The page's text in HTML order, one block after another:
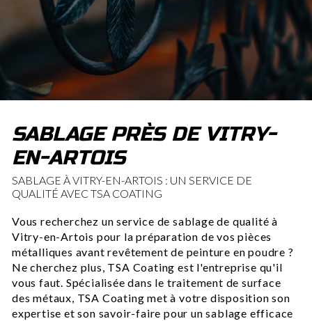
SABLAGE PRÈS DE VITRY-
EN-ARTOIS
SABLAGE À VITRY-EN-ARTOIS : UN SERVICE DE
QUALITÉ AVEC TSA COATING
Vous recherchez un service de sablage de qualité à
Vitry-en-Artois pour la préparation de vos pièces
métalliques avant revêtement de peinture en poudre ?
Ne cherchez plus, TSA Coating est l'entreprise qu'il
vous faut. Spécialisée dans le traitement de surface
des métaux, TSA Coating met à votre disposition son
expertise et son savoir-faire pour un sablage efficace